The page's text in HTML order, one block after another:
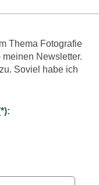
Thema Fotografie
Newsletter.
Soviel habe ich